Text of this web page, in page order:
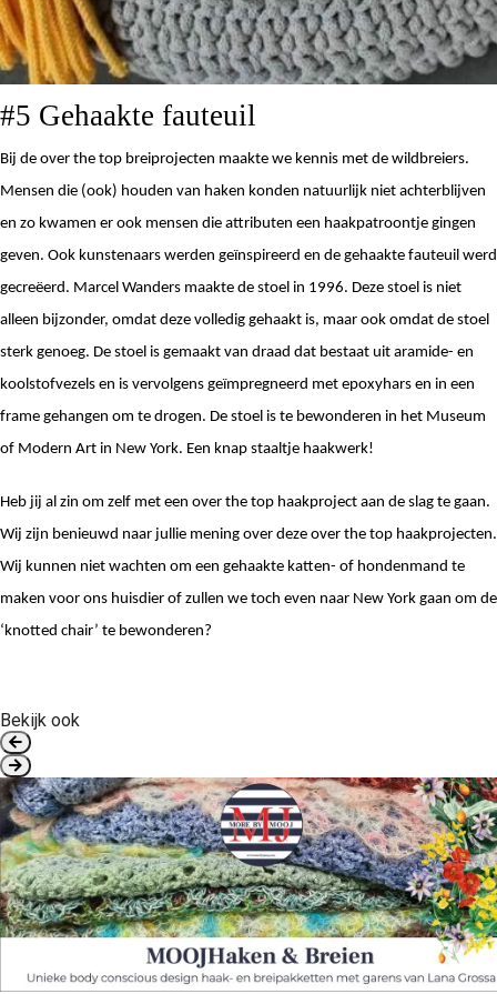
#5 Gehaakte fauteuil
Bij de over the top breiprojecten maakte we kennis met de wildbreiers.
Mensen die (ook) houden van haken konden natuurlijk niet achterblijven
en zo kwamen er ook mensen die attributen een haakpatroontje gingen
geven. Ook kunstenaars werden geïnspireerd en de gehaakte fauteuil werd
gecreëerd. Marcel Wanders maakte de stoel in 1996. Deze stoel is niet
alleen bijzonder, omdat deze volledig gehaakt is, maar ook omdat de stoel
sterk genoeg. De stoel is gemaakt van draad dat bestaat uit aramide- en
koolstofvezels en is vervolgens geïmpregneerd met epoxyhars en in een
frame gehangen om te drogen. De stoel is te bewonderen in het Museum
of Modern Art in New York. Een knap staaltje haakwerk!
Heb jij al zin om zelf met een over the top haakproject aan de slag te gaan.
Wij zijn benieuwd naar jullie mening over deze over the top haakprojecten.
Wij kunnen niet wachten om een gehaakte katten- of hondenmand te
maken voor ons huisdier of zullen we toch even naar New York gaan om de
‘knotted chair’ te bewonderen?
Bekijk ook